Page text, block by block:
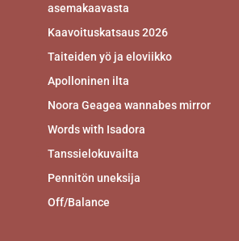
asemakaavasta
Kaavoituskatsaus 2026
Taiteiden yö ja eloviikko
Apolloninen ilta
Noora Geagea wannabes mirror
Words with Isadora
Tanssielokuvailta
Pennitön uneksija
Off/Balance